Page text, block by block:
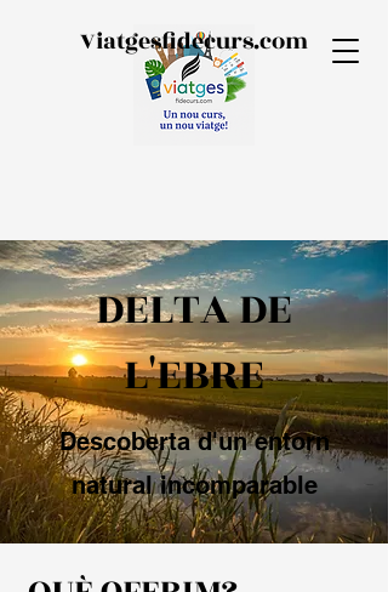
Viatgesfidecurs.com
DELTA DE
L'EBRE
Descoberta d'un entorn
natural incomparable